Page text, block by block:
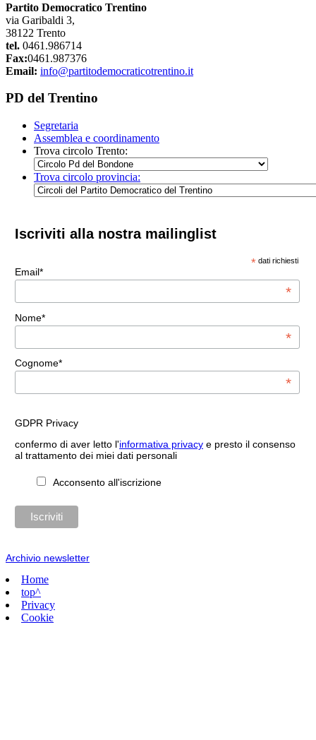
Partito Democratico Trentino
via Garibaldi 3,
38122 Trento
tel. 0461.986714
Fax:0461.987376
Email: info@partitodemocraticotrentino.it
PD del Trentino
Segretaria
Assemblea e coordinamento
Trova circolo Trento:
Trova circolo provincia:
Iscriviti alla nostra mailinglist
* dati richiesti
Email*
*
Nome*
*
Cognome*
*
GDPR Privacy
confermo di aver letto l'informativa privacye presto il consenso
al trattamento dei miei dati personali
Acconsento all'iscrizione
Archivio newsletter
Home
top^
Privacy
Cookie